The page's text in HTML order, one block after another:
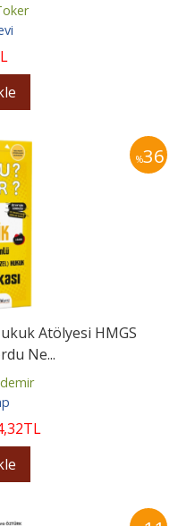
%36
Atölyesi HMGS
Ne...
,32TL